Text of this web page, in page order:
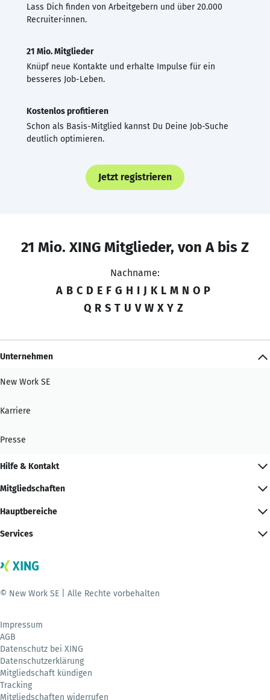
Lass Dich finden von Arbeitgebern und über 20.000
Recruiter·innen.
21 Mio. Mitglieder
Knüpf neue Kontakte und erhalte Impulse für ein
besseres Job-Leben.
Kostenlos profitieren
Schon als Basis-Mitglied kannst Du Deine Job-Suche
deutlich optimieren.
Jetzt registrieren
21 Mio. XING Mitglieder, von A bis Z
Nachname:
A B C D E F G H I J K L M N O P
Q R S T U V W X Y Z
Unternehmen
New Work SE
Karriere
Presse
Hilfe & Kontakt
Mitgliedschaften
Hauptbereiche
Services
© New Work SE | Alle Rechte vorbehalten
Impressum
AGB
Datenschutz bei XING
Datenschutzerklärung
Mitgliedschaft kündigen
Tracking
Mitgliedschaften widerrufen